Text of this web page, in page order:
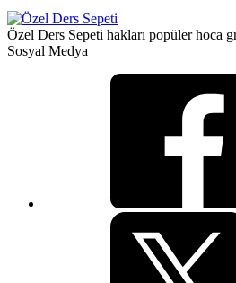
Özel Ders Sepeti hakları popüler hoca
Sosyal Medya